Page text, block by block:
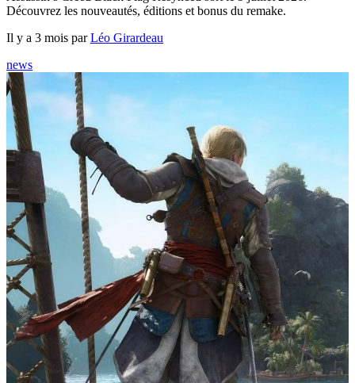
Découvrez les nouveautés, éditions et bonus du remake.
Il y a 3 mois parLéo Girardeau
news